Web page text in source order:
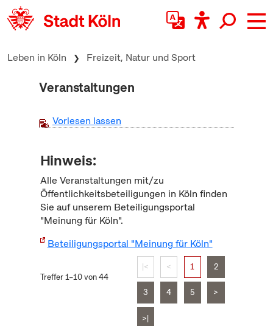
zum Inhalt springen
Leben in Köln Freizeit, Natur und Sport
Veranstaltungen
Vorlesen lassen
Hinweis:
Alle Veranstaltungen mit/zu
Öffentlichkeitsbeteiligungen in Köln finden
Sie auf unserem Beteiligungsportal
"Meinung für Köln".
Beteiligungsportal "Meinung für Köln"
Treffer 1–10 von 44
|< < 1 2
3 4 5 >
>|